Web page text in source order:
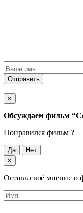
Отправить
×
Обсуждаем фильм
Понравился фильм ?
Да
Нет
×
Оставь своё мнение о